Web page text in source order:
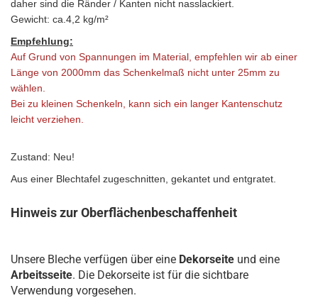
daher sind die Ränder / Kanten nicht nasslackiert
Gewicht: ca.4,2 kg/m²
Empfehlung:
Auf Grund von Spannungen im Material, empfehlen wir ab einer
Länge von 2000mm das Schenkelmaß nicht unter 25mm zu
wählen.
Bei zu kleinen Schenkeln, kann sich ein langer Kantenschutz
leicht verziehen.
Zustand: Neu!
Aus einer Blechtafel zugeschnitten, gekantet und entgratet.
Hinweis zur Oberflächenbeschaffenheit
Unsere Bleche verfügen über eine Dekorseite und eine
Arbeitsseite. Die Dekorseite ist für die sichtbare
Verwendung vorgesehen.